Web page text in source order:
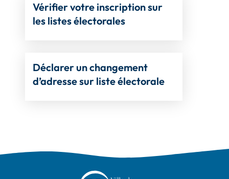
Vérifier votre inscription sur
les listes électorales
Déclarer un changement
d’adresse sur liste électorale